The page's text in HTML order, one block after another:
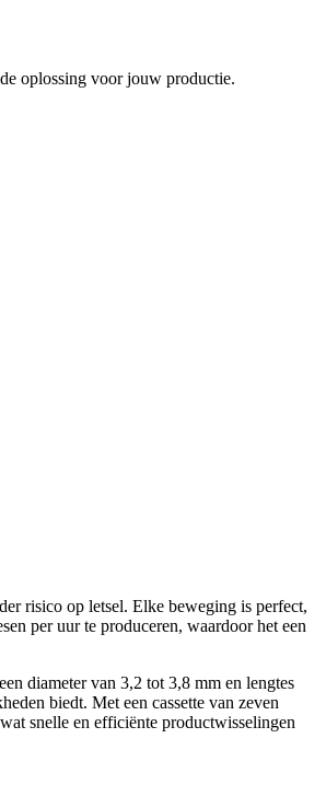
oplossing voor jouw productie.
risico op letsel. Elke beweging is perfect,
per uur te produceren, waardoor het een
diameter van 3,2 tot 3,8 mm en lengtes
biedt. Met een cassette van zeven
snelle en efficiënte productwisselingen